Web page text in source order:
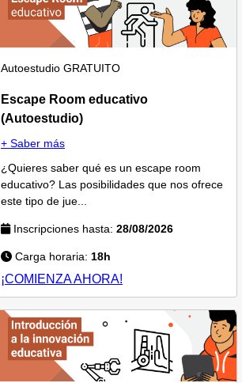
Autoestudio GRATUITO
Escape Room educativo
(Autoestudio)
+ Saber más
¿Quieres saber qué es un escape room
educativo? Las posibilidades que nos ofrece
este tipo de jue...
Inscripciones hasta: 28/08/2026
Carga horaria: 18h
¡COMIENZA AHORA!